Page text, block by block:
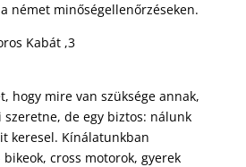
német minőségellenőrzéseken.
hogy mire van szüksége annak,
de egy biztos: nálunk
keresel. Kínálatunkban
cross motorok, gyerek